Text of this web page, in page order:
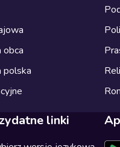
obca
polska
linki